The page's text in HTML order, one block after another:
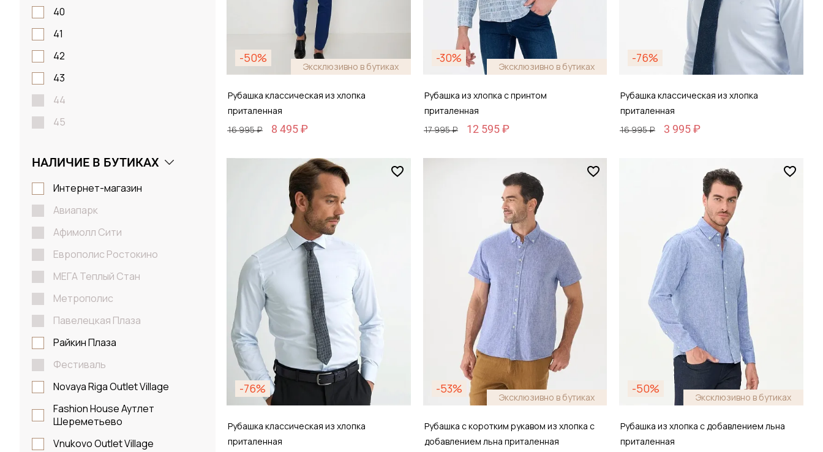
40
41
42
43
44
45
M
L
XL
2XL
НАЛИЧИЕ В БУТИКАХ
Интернет-магазин
Авиапарк
Афимолл Сити
Европолис Ростокино
МЕГА Теплый Стан
Метрополис
Павелецкая Плаза
Райкин Плаза
Фестиваль
Novaya Riga Outlet Village
Fashion House Аутлет
Шереметьево
Vnukovo Outlet Village
-50%
Эксклюзивно в бутиках
Рубашка классическая из хлопка
приталенная
16 995 ₽
8 495 ₽
Добавить в корзину
-30%
Эксклюзивно в бутиках
Рубашка из хлопка с принтом
приталенная
17 995 ₽
12 595 ₽
Добавить в корзину
-76%
Рубашка классическая из хлопка
приталенная
16 995 ₽
3 995 ₽
Добавить в корзину
-76%
Рубашка классическая из хлопка
приталенная
-53%
Эксклюзивно в бутиках
Рубашка с коротким рукавом из хлопка с
добавлением льна приталенная
-50%
Эксклюзивно в бутиках
Рубашка из хлопка с добавлением льна
приталенная